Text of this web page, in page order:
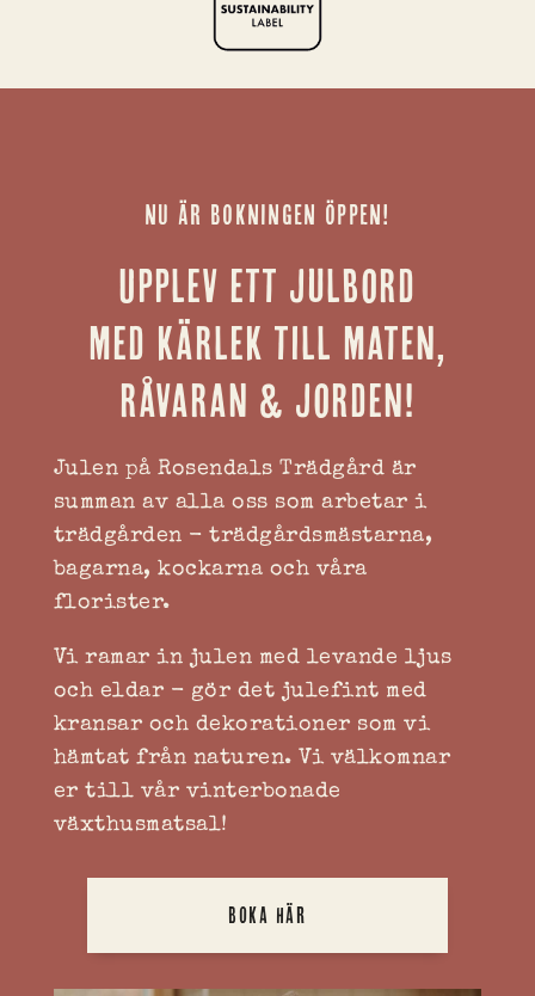
NU ÄR BOKNINGEN ÖPPEN!
Upplev ett julbord
med kärlek till maten,
råvaran & jorden!
Julen på Rosendals Trädgård är
summan av alla oss som arbetar i
trädgården - trädgårdsmästarna,
bagarna, kockarna och våra
florister.
Vi ramar in julen med levande ljus
och eldar - gör det julefint med
kransar och dekorationer som vi
hämtat från naturen. Vi välkomnar
er till vår vinterbonade
växthusmatsal!
BOKA HÄR